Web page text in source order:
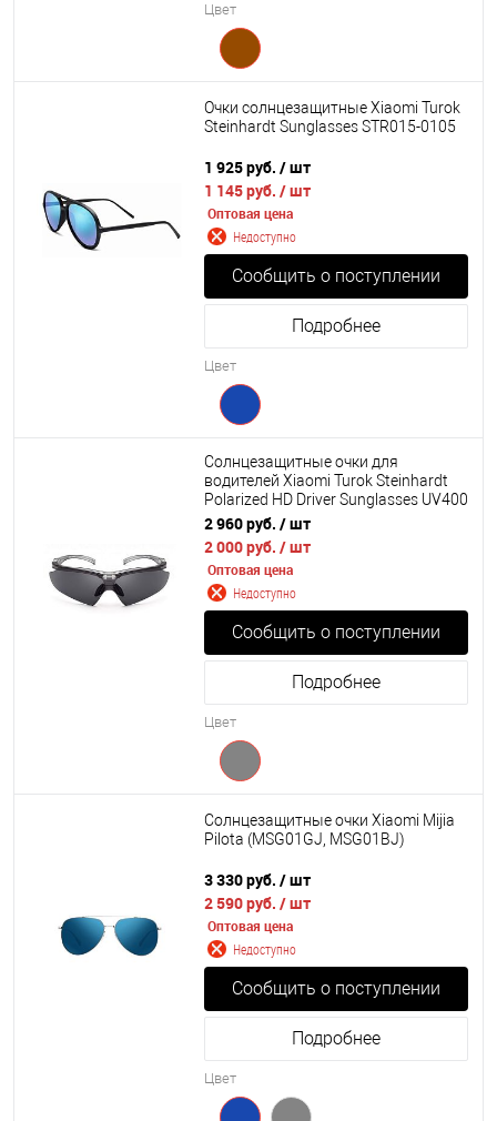
Цвет
Очки солнцезащитные Xiaomi Turok
Steinhardt Sunglasses STR015-0105
1 925 руб. / шт
1 145 руб. / шт
Оптовая цена
Недоступно
Сообщить о поступлении
Подробнее
Цвет
Солнцезащитные очки для
водителей Xiaomi Turok Steinhardt
Polarized HD Driver Sunglasses UV400
(GTR002-5020)
2 960 руб. / шт
2 000 руб. / шт
Оптовая цена
Недоступно
Сообщить о поступлении
Подробнее
Цвет
Солнцезащитные очки Xiaomi Mijia
Pilota (MSG01GJ, MSG01BJ)
3 330 руб. / шт
2 590 руб. / шт
Оптовая цена
Недоступно
Сообщить о поступлении
Подробнее
Цвет